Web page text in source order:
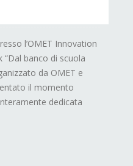
l’OMET Innovation
“Dal banco di scuola
da OMET e
il momento
dedicata